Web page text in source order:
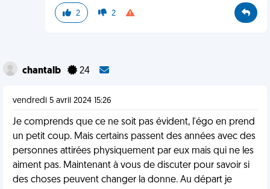
2 2
chantalb 24
vendredi 5 avril 2024 15:26
Je comprends que ce ne soit pas évident, l'égo en prend
un petit coup. Mais certains passent des années avec des
personnes attirées physiquement par eux mais qui ne les
aiment pas. Maintenant à vous de discuter pour savoir si
des choses peuvent changer la donne. Au départ je